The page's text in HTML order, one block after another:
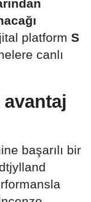
platform S
canlı
başarılı bir